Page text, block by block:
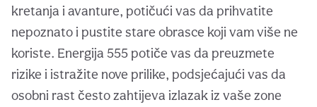
kretanja i avanture, potičući vas da prihvatite
nepoznato i pustite stare obrasce koji vam više ne
koriste. Energija 555 potiče vas da preuzmete
rizike i istražite nove prilike, podsjećajući vas da
osobni rast često zahtijeva izlazak iz vaše zone